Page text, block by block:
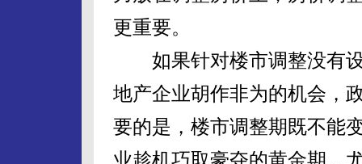
更重要。
如果针对楼市调整没有设
地产企业胡作非为的机会，
要的是，楼市调整期既不能
业趁机巧取豪夺的黄金期，